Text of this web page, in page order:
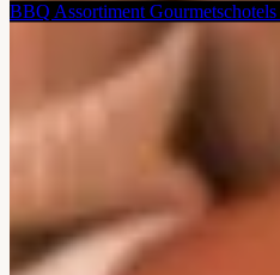
BBQ Assortiment Gourmetschotels